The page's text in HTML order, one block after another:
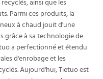
ainsi que les
Parmi ces produits, la
à chaud jouit d'une
grâce à sa technologie de
a perfectionné et étendu
d'enrobage et les
Aujourd'hui, Tietuo est